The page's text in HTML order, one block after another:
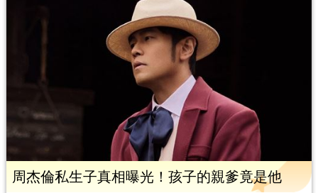
周杰倫私生子真相曝光！孩子的親爹竟是他